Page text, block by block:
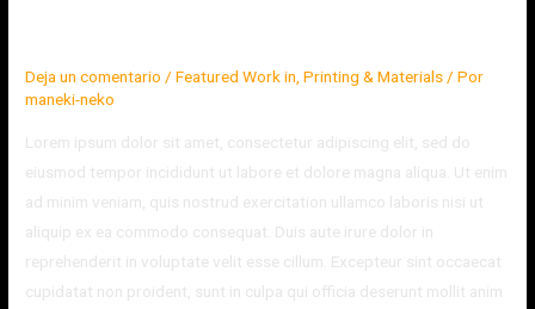
Deja un comentario /Featured Work in ,Printing & Materials / Por
maneki-neko
Lorem ipsum dolor sit amet, consectetur adipiscing elit, sed do
eiusmod tempor incididunt ut labore et dolore magna aliqua. Ut enim
ad minim veniam, quis nostrud exercitation ullamco laboris nisi ut
aliquip ex ea commodo consequat. Duis aute irure dolor in
reprehenderit in voluptate velit esse cillum. Excepteur sint occaecat
cupidatat non proident, sunt in culpa qui officia deserunt mollit anim